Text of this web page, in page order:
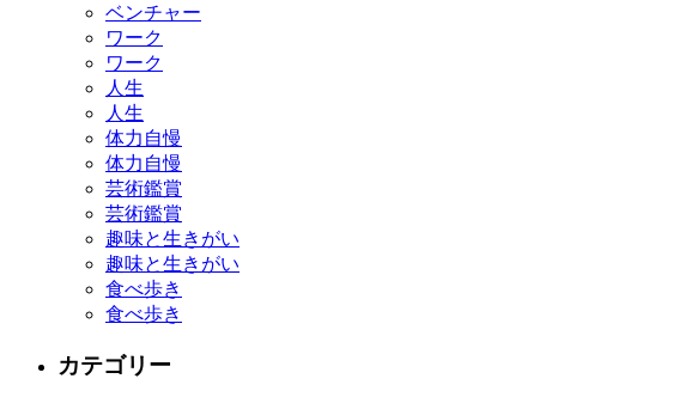
ベンチャー
ワーク
ワーク
人生
人生
体力自慢
体力自慢
芸術鑑賞
芸術鑑賞
趣味と生きがい
趣味と生きがい
食べ歩き
食べ歩き
カテゴリー